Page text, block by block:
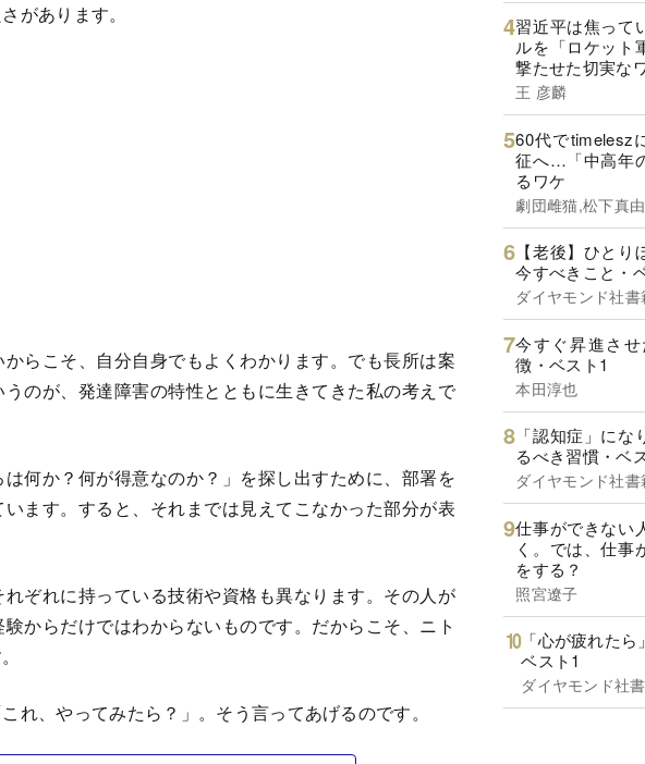
があります。
らこそ、自分自身でもよくわかります。でも長所は案
のが、発達障害の特性とともに生きてきた私の考えで
何か？何が得意なのか？」を探し出すために、部署を
ます。すると、それまでは見えてこなかった部分が表
ぞれに持っている技術や資格も異なります。その人が
からだけではわからないものです。だからこそ、ニト
れ、やってみたら？」。そう言ってあげるのです。
習近平は焦って
ルを「ロケット
撃たせた切実な
王 彦麟
60代でtimelesz
征へ…「中高年
るワケ
劇団雌猫,松下真
【老後】ひと
今すべきこと・
ダイヤモンド社
今すぐ昇進さ
徴・ベスト1
本田淳也
「認知症」に
るべき習慣・ベ
ダイヤモンド社
仕事ができない
く。では、仕事
をする？
照宮遼子
「心が疲れたら
ベスト1
ダイヤモンド社